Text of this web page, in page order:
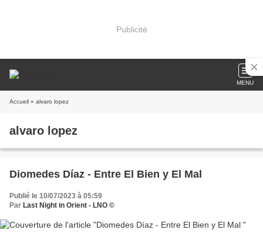
Publicité
MENU
Accueil » alvaro lopez
alvaro lopez
Diomedes Díaz - Entre El Bien y El Mal
Publié le 10/07/2023 à 05:59
Par Last Night in Orient - LNO ©